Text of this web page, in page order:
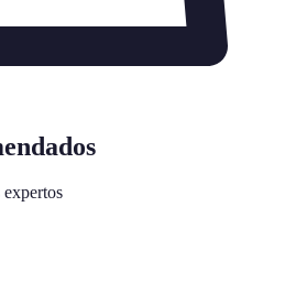
expertos